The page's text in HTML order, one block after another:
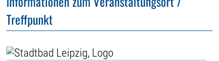
Treffpunkt